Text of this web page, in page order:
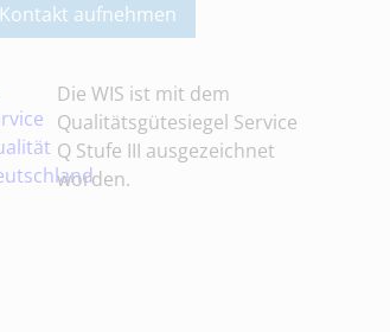
Kontakt aufnehmen
Die WIS ist mit dem
Qualitätsgütesiegel Service
Q Stufe III ausgezeichnet
worden.